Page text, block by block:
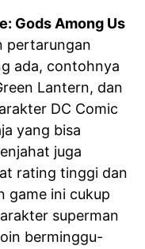
Gods Among Us
pertarungan
ada, contohnya
Lantern, dan
DC Comic
yang bisa
juga
rating tinggi dan
game ini cukup
superman
berminggu-